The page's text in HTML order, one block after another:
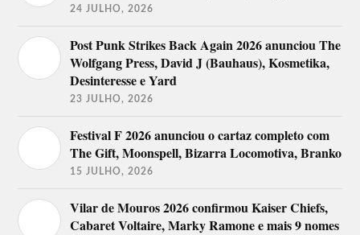
24 JULHO, 2026
Post Punk Strikes Back Again 2026 anunciou The
Wolfgang Press, David J (Bauhaus), Kosmetika,
Desinteresse e Yard
23 JULHO, 2026
Festival F 2026 anunciou o cartaz completo com
The Gift, Moonspell, Bizarra Locomotiva, Branko
15 JULHO, 2026
Vilar de Mouros 2026 confirmou Kaiser Chiefs,
Cabaret Voltaire, Marky Ramone e mais 9 nomes